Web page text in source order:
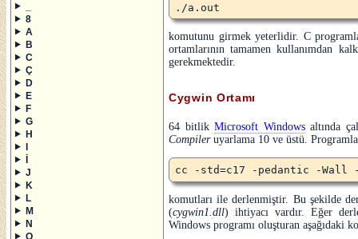
8
A
B
C
Ç
D
E
F
G
H
I
İ
J
K
L
M
N
O
./a.out
komutunu girmek yeterlidir. C
ortamlarının tamamen kullanımdan
gerekmektedir.
Cygwin Ortamı
64 bitlik Microsoft Windowsaltında
Compileruyarlama 10 ve üstü.
cc -std=c17 -pedantic -
komutları ile derlenmiştir. Bu şekilde
(cygwin1.dll) ihtiyacı vardır. Eğer
Windows programı oluşturan aşağıdaki